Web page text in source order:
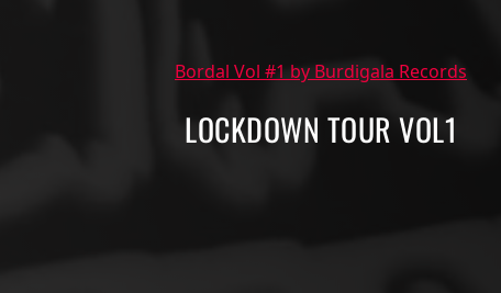
Bordal Vol #1 by Burdigala Records
LOCKDOWN TOUR VOL1